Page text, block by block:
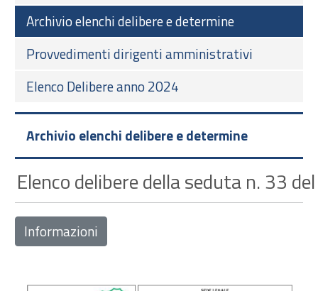
Archivio elenchi delibere e determine
Provvedimenti dirigenti amministrativi
Elenco Delibere anno 2024
Archivio elenchi delibere e determine
Elenco delibere della seduta n. 33
Informazioni